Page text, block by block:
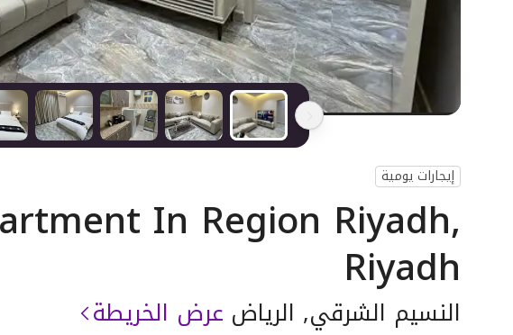
إيجارات يومية
In Region Riyadh,
Riyadh
النسيم الشرقي, الرياض عرض الخريطة